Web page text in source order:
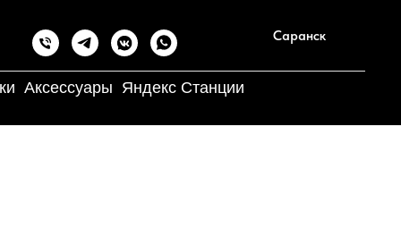
Саранск
Аксессуары Яндекс Станции